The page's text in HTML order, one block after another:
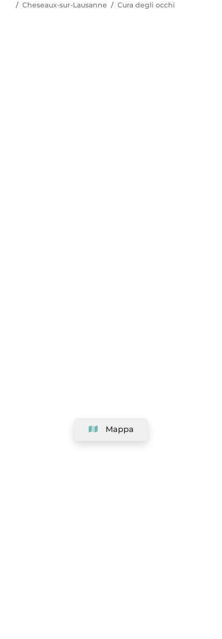
Mappa
Cheseaux-sur-Lausanne
Cura degli occhi